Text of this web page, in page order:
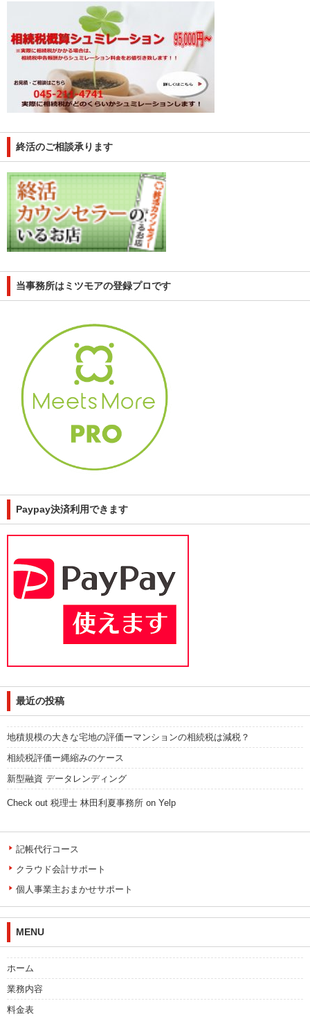
終活のご相談承ります
当事務所はミツモアの登録プロです
Paypay決済利用できます
最近の投稿
地積規模の大きな宅地の評価ーマンションの相続税は減税？
相続税評価ー縄縮みのケース
新型融資 データレンディング
Check out 税理士 林田利夏事務所 on Yelp
記帳代行コース
クラウド会計サポート
個人事業主おまかせサポート
MENU
ホーム
業務内容
料金表